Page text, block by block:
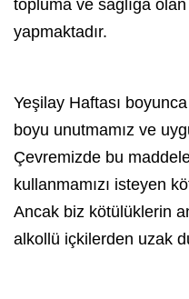
topluma ve sağlığa
yapmaktadır.
YeşilayHaftası
boyu unutmamız ve
Çevremizde bu
kullanmamızı isteyen
Ancak biz kötülüklerin
alkollü içkilerden uzak